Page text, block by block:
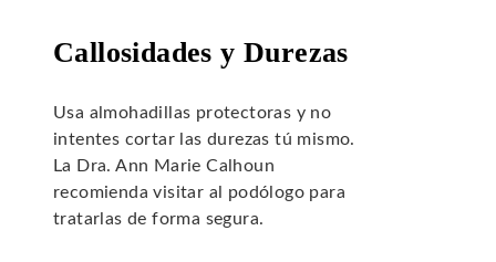
Callosidades y Durezas
Usa almohadillas protectoras y no
intentes cortar las durezas tú mismo.
La Dra. Ann Marie Calhoun
recomienda visitar al podólogo para
tratarlas de forma segura.